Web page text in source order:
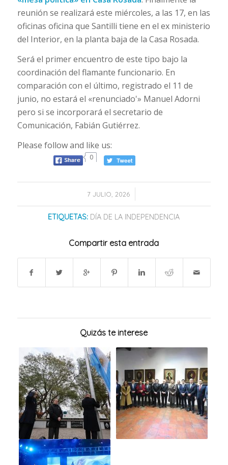
reunión se realizará este miércoles, a las 17, en las
oficinas oficina que Santilli tiene en el ex ministerio
del Interior, en la planta baja de la Casa Rosada.
Será el primer encuentro de este tipo bajo la
coordinación del flamante funcionario. En
comparación con el último, registrado el 11 de
junio, no estará el «renunciado'» Manuel Adorni
pero si se incorporará el secretario de
Comunicación, Fabián Gutiérrez.
Please follow and like us:
0
7 JULIO, 2026
/
ETIQUETAS: DÍA DE LA INDEPENDENCIA
Compartir esta entrada
Quizás te interese